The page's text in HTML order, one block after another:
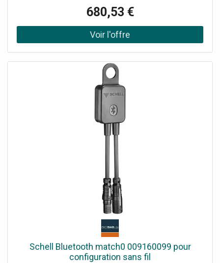
Sensor infrarouge et module bluetooth pour
communication bidirectionnelle avec de nombreux choix
Fonctions de réglage et de service Surface StarLight
Portée jusqu'à 10 m selon les revêtements muraux et de
les produits dans la zone de réception Nombre de
chasses automatiques / heure de la dernière chasse
Consommation par jour / les 30 derniers jours Paramètres
: portée et temps de suivi rinçage automatique Mode de
nettoyage Contrôle du temps marche/arrêt Service :
enregistrer et envoyer des profils Réinitialiser aux
paramètres d'usine ou utilisateur Marquage CE
680,53 €
Schell Bluetooth match0 009160099 pour
configuration sans fil